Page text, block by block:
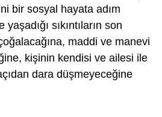
bir sosyal hayata adım
sıkıntıların son
maddi ve manevi
kişinin kendisi ve ailesi ile
dara düşmeyeceğine